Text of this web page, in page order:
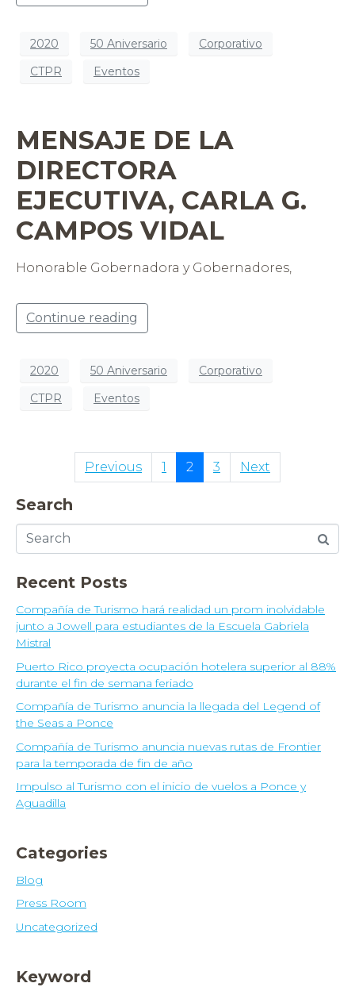
2020 50 Aniversario
Corporativo
CTPR
Eventos
MENSAJE DE LA
DIRECTORA
EJECUTIVA, CARLA G.
CAMPOS VIDAL
Honorable Gobernadora y Gobernadores,
Continue reading
2020 50 Aniversario
Corporativo
CTPR
Eventos
Previous 1 2 3 Next
Search
Recent Posts
Compañía de Turismo hará realidad un prom inolvidable
junto a Jowell para estudiantes de la Escuela Gabriela
Mistral
Puerto Rico proyecta ocupación hotelera superior al 88%
durante el fin de semana feriado
Compañía de Turismo anuncia la llegada del Legend of
the Seas a Ponce
Compañía de Turismo anuncia nuevas rutas de Frontier
para la temporada de fin de año
Impulso al Turismo con el inicio de vuelos a Ponce y
Aguadilla
Categories
Blog
Press Room
Uncategorized
Keyword